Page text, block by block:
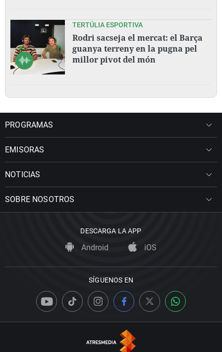
TERTÚLIA ESPORTIVA
Rodri sacseja el mercat: el Barça
guanya terreny en la pugna pel
millor pivot del món
PROGRAMAS
EMISORAS
NOTICIAS
SOBRE NOSOTROS
DESCARGA LA APP
Android iOS
SÍGUENOS EN